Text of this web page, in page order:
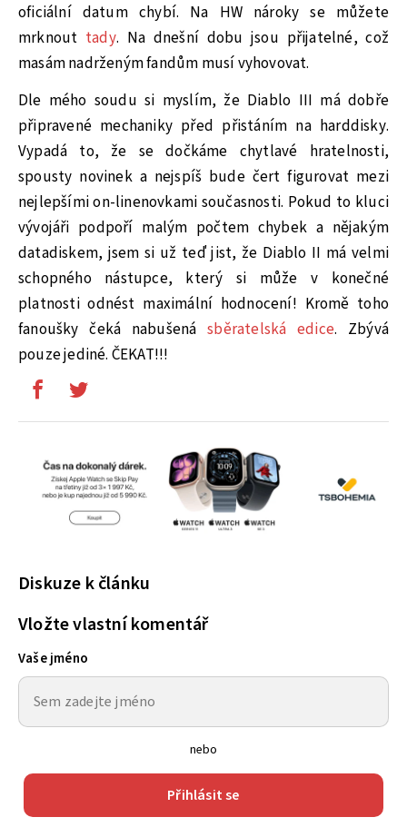
oficiální datum chybí. Na HW nároky se můžete
mrknout tady. Na dnešní dobu jsou přijatelné, což
masám nadrženým fandům musí vyhovovat.
Dle mého soudu si myslím, že Diablo III má dobře
připravené mechaniky před přistáním na harddisky.
Vypadá to, že se dočkáme chytlavé hratelnosti,
spousty novinek a nejspíš bude čert figurovat mezi
nejlepšími on-linenovkami současnosti. Pokud to kluci
vývojáři podpoří malým počtem chybek a nějakým
datadiskem, jsem si už teď jist, že Diablo II má velmi
schopného nástupce, který si může v konečné
platnosti odnést maximální hodnocení! Kromě toho
fanoušky čeká nabušenásběratelská edice. Zbývá
pouze jediné. ČEKAT!!!
Diskuze k článku
Vložte vlastní komentář
Vaše jméno
nebo
Přihlásit se